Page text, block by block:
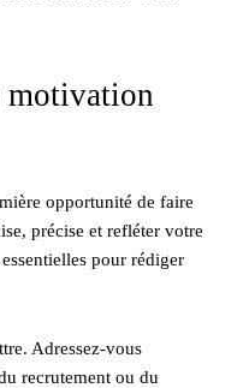
motivation
opportunité de faire
précise et refléter votre
pour rédiger
Adressez-vous
recrutement ou du